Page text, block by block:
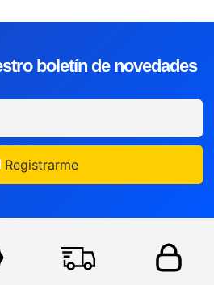
boletín de novedades
Registrarme